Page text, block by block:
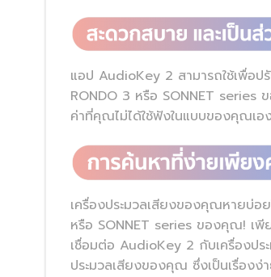
แอป AudioKey 2 สามารถใช้เพื่อป
RONDO 3 หรือ SONNET
ค่าที่คุณไม่ได้ใช้ฟังในแบบของคุณเ
เครื่องประมวลเสียงของคุณหายบ่
หรือ SONNET series ของคุณ! เ
เชื่อมต่อ AudioKey 2 กับเครื่องป
ประมวลเสียงของคุณ ซึ่งเป็นเรื่อง